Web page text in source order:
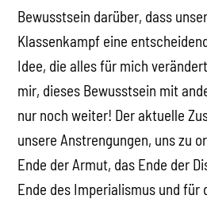
Bewusstsein darüber, dass
Klassenkampf eine
Idee, die alles für mich
mir, dieses Bewusstsein mit
nur noch weiter! Der aktuelle
unsere Anstrengungen, uns zu
Ende der Armut, das Ende der
Ende des Imperialismus und für